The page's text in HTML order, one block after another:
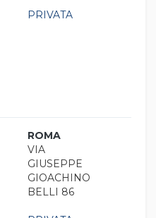
PRIVATA
ROMA
VIA
GIUSEPPE
GIOACHINO
BELLI 86